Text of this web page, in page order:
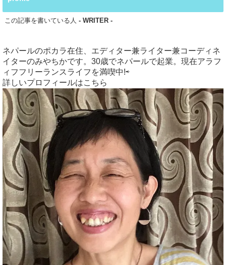
この記事を書いている人 - WRITER -
ネパールのポカラ在住、エディター兼ライター兼コーディネ
イターのみやちかです。30歳でネパールで起業。現在アラフ
ィフフリーランスライフを満喫中!⇨
詳しいプロフィールはこちら